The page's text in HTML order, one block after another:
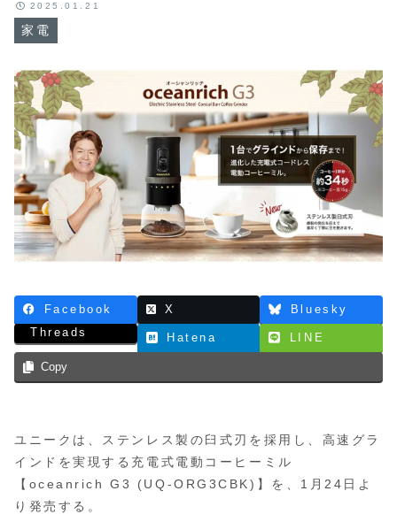
家電
2025.01.21
Facebook X
Bluesky
Threads
Hatena LINE
Copy
ユニークは、ステンレス製の臼式刃を採用し、高速グラ
インドを実現する充電式電動コーヒーミル
【oceanrich G3 (UQ-ORG3CBK)】を、1月24日よ
り発売する。